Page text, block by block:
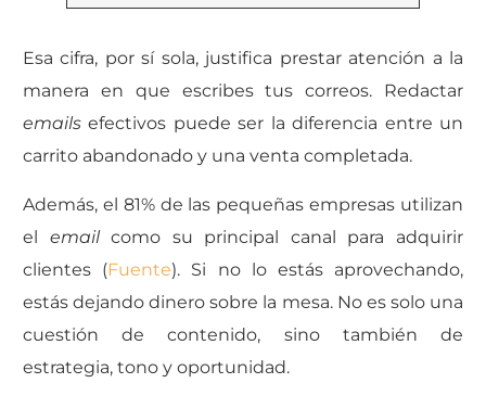
Esa cifra, por sí sola, justifica prestar atención a la
manera en que escribes tus correos. Redactar
emails efectivos puede ser la diferencia entre un
carrito abandonado y una venta completada.
Además, el 81% de las pequeñas empresas utilizan
el emailcomo su principal canal para adquirir
clientes (Fuente). Si no lo estás aprovechando,
estás dejando dinero sobre la mesa. No es solo una
cuestión de contenido, sino también de
estrategia, tono y oportunidad.